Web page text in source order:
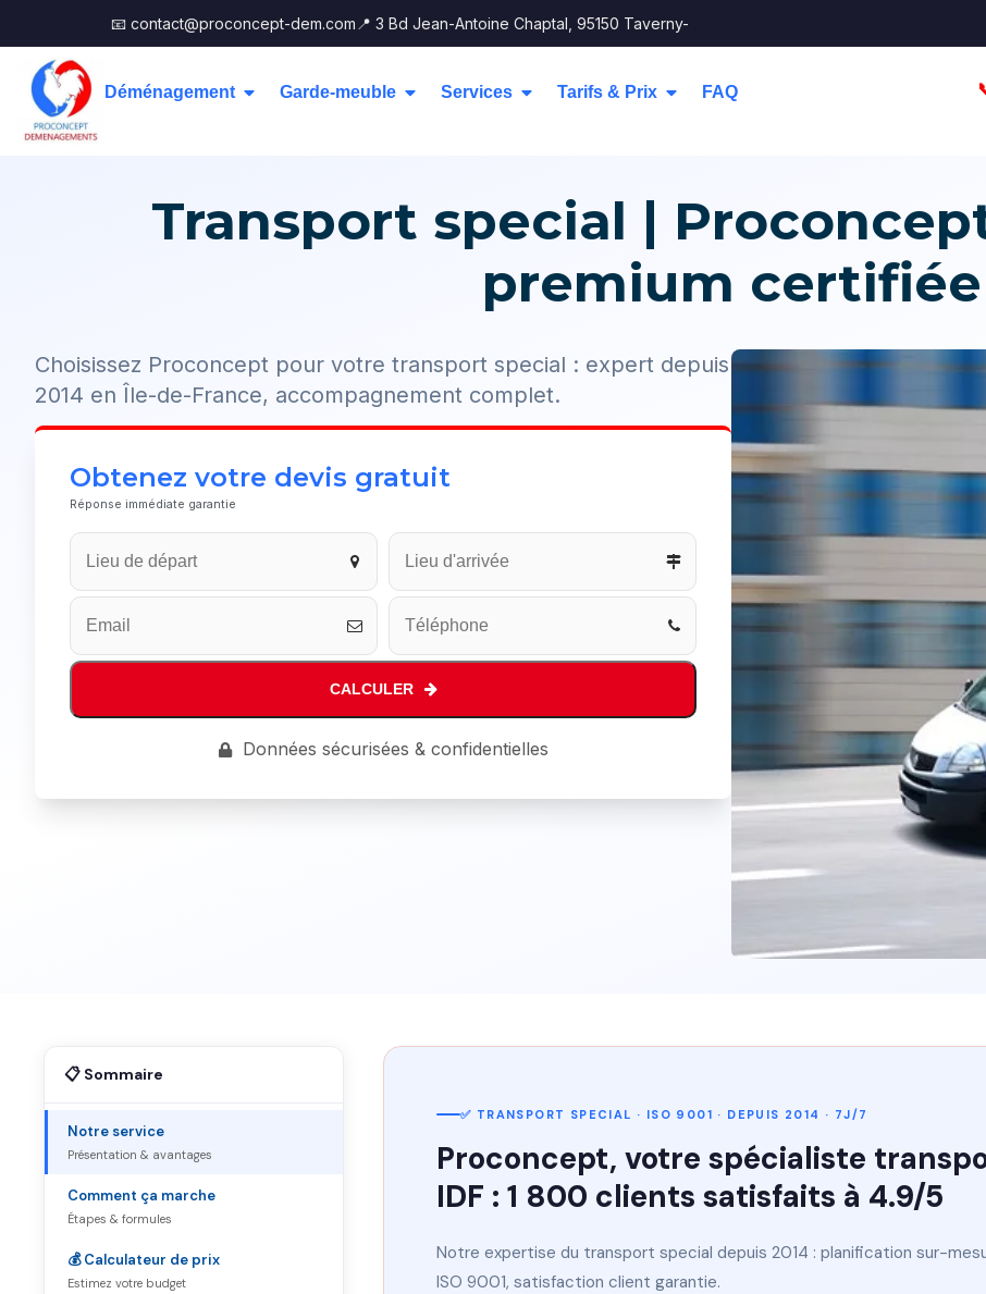
📧 contact@proconcept-dem.com 📍 3 Bd Jean-Antoine Chaptal, 95150 Taverny-
Déménagement Garde-meuble Services Tarifs & Prix FAQ
Transport special |
premium certifiée
Choisissez Proconcept pour votre transport special : expert depuis
2014 en Île-de-France, accompagnement complet.
Obtenez votre devis gratuit
Réponse immédiate garantie
CALCULER
Données sécurisées & confidentielles
📋 Sommaire
Notre service
Présentation & avantages
Comment ça marche
Étapes & formules
💰 Calculateur de prix
Estimez votre budget
✅ TRANSPORT SPECIAL · ISO 9001 · DEPUIS 2014 · 7J/7
Proconcept, votre spécialiste
IDF : 1 800 clients satisfaits à 4.9/5
Notre expertise du transport special depuis 2014 : planification sur-
ISO 9001, satisfaction client garantie.